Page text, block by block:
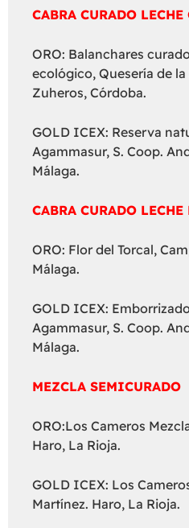
CABRA CURADO LECHE
ORO: Balanchares
ecológico, Quesería de
Zuheros, Córdoba.
GOLD ICEX: Reserva
Agammasur, S. Coop.
Málaga.
CABRA CURADO
ORO: Flor del Torcal,
Málaga.
GOLD ICEX:
Agammasur, S. Coop.
Málaga.
MEZCLA SEMICURADO
ORO:Los Cameros
Haro, La Rioja.
GOLD ICEX: Los
Martínez. Haro, La Rioja.